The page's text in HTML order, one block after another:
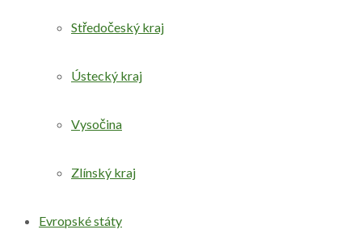
Středočeský kraj
Ústecký kraj
Vysočina
Zlínský kraj
Evropské státy